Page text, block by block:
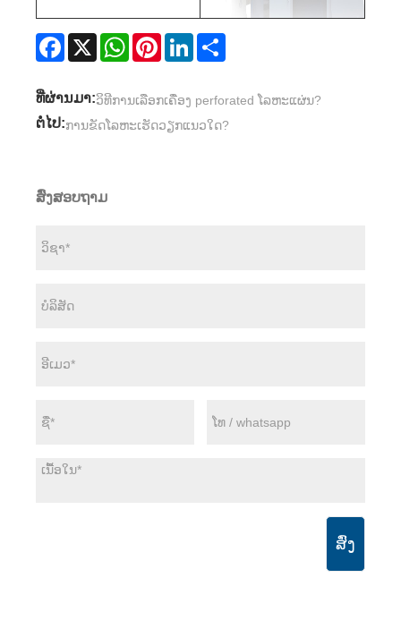
Facebook
X WhatsAppPinterestLinkedIn
ທີ່ຜ່ານມາ:ວິທີການເລືອກເຄື່ອງ perforated ໂລຫະແຜ່ນ?
ຕໍ່ໄປ:ການຂັດໂລຫະເຮັດວຽກແນວໃດ?
ສົ່ງສອບຖາມ
ສົ່ງ